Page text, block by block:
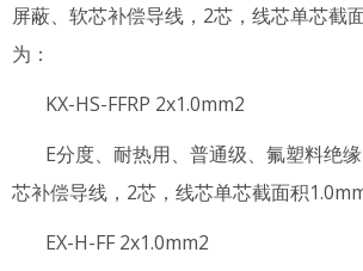
屏蔽、软芯补偿导线，2芯，线芯单芯截
为：
KX-HS-FFRP 2x1.0mm2
E分度、耐热用、普通级、氟塑料绝
芯补偿导线，2芯，线芯单芯截面积
EX-H-FF 2x1.0mm2